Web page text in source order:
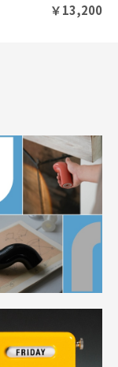
￥13,200